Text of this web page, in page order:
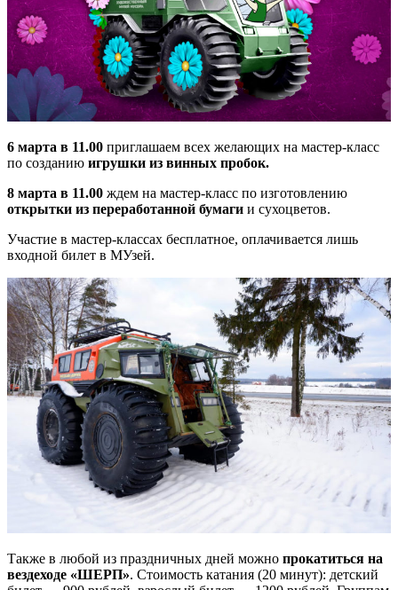
6 марта в 11.00 приглашаем всех желающих на мастер-класс
по созданию игрушки из винных пробок.
8 марта в 11.00 ждем на мастер-класс по изготовлению
открытки из переработанной бумаги и сухоцветов.
Участие в мастер-классах бесплатное, оплачивается лишь
входной билет в МУзей.
Также в любой из праздничных дней можно прокатиться на
вездеходе «ШЕРП». Стоимость катания (20 минут): детский